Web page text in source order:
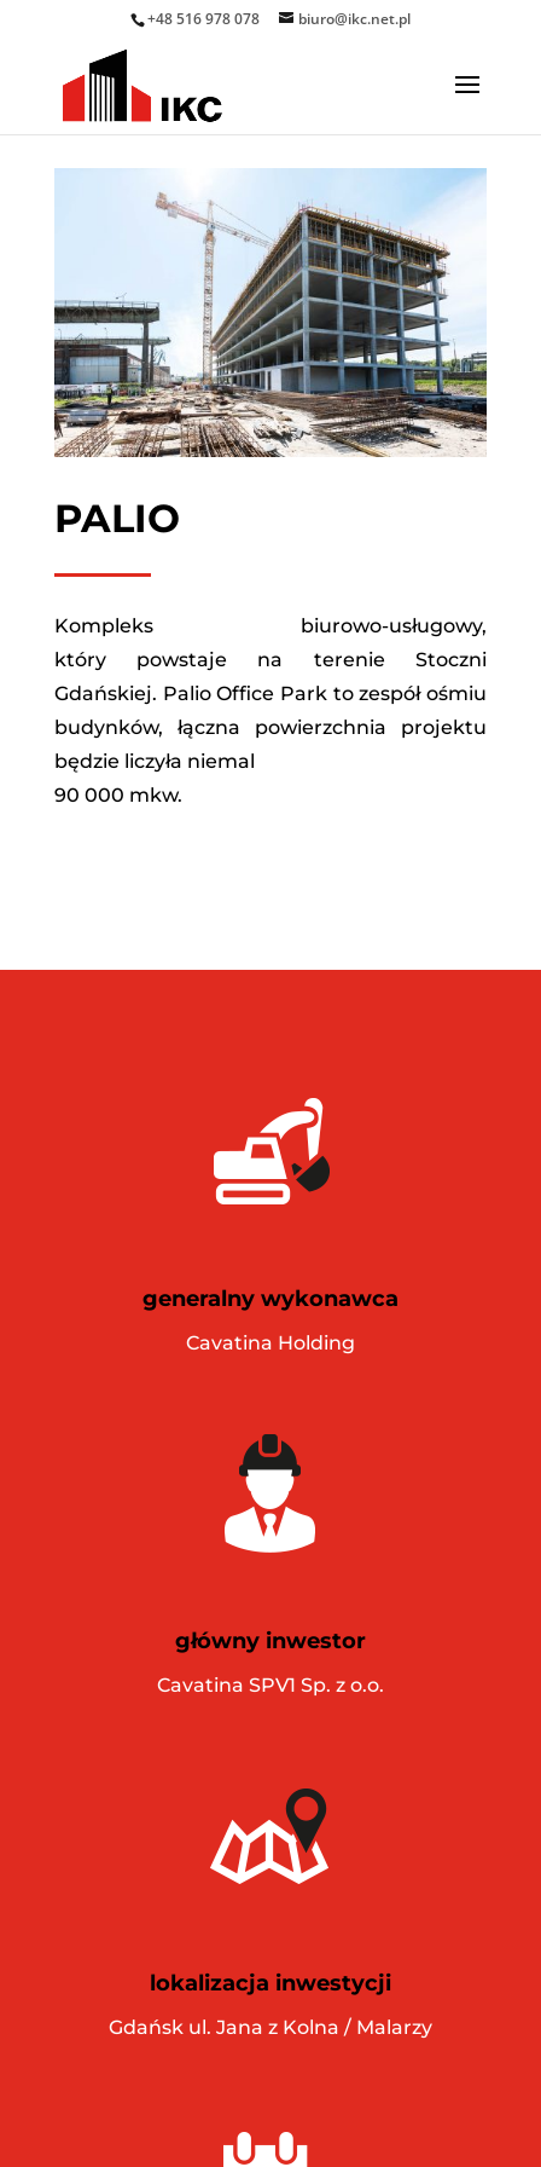
+48 516 978 078 biuro@ikc.net.pl
PALIO
Kompleks biurowo-usługowy,
który powstaje na terenie Stoczni
Gdańskiej. Palio Office Park to zespół ośmiu
budynków, łączna powierzchnia projektu
będzie liczyła niemal
90 000 mkw.
generalny wykonawca
Cavatina Holding
główny inwestor
Cavatina SPV1 Sp. z o.o.
lokalizacja inwestycji
Gdańsk ul. Jana z Kolna / Malarzy